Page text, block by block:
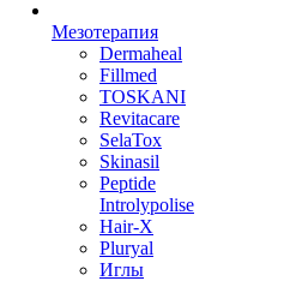
Мезотерапия
Dermaheal
Fillmed
TOSKANI
Revitacare
SelaTox
Skinasil
Peptide
Introlypolise
Hair-X
Pluryal
Иглы